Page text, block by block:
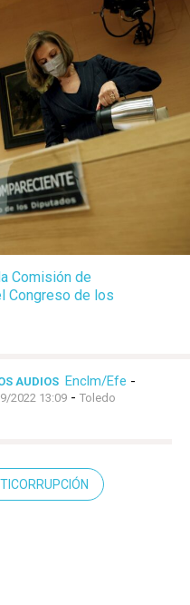
Comisión de
Congreso de los
AUDIOS Enclm/Efe -
2022 13:09 - Toledo